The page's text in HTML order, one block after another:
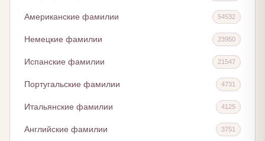
Американские фамилии 54532
Немецкие фамилии 23950
Испанские фамилии 21547
Португальские фамилии 4731
Итальянские фамилии 4125
Английские фамилии 3751